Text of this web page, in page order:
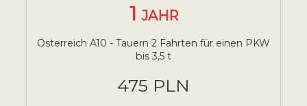
1 JAHR
Österreich A10 - Tauern 2 Fahrten für einen PKW
bis 3,5 t
475 PLN